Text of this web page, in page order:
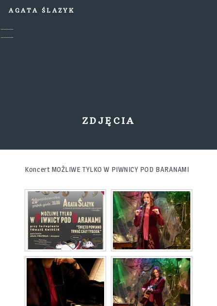
AGATA ŚLAZYK
ZDJĘCIA
Koncert MOŻLIWE TYLKO W PIWNICY POD BARANAMI